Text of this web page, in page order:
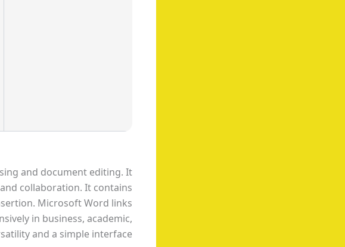
and document editing. It
collaboration. It contains
Microsoft Word links
in business, academic,
and a simple interface.